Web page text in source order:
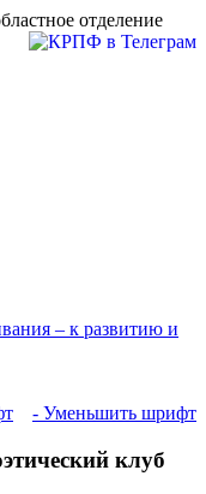
отделение
- Уменьшить шрифт
клуб